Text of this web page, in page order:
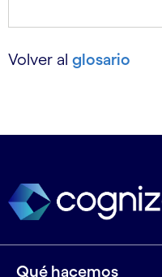
Volver al glosario
Qué hacemos